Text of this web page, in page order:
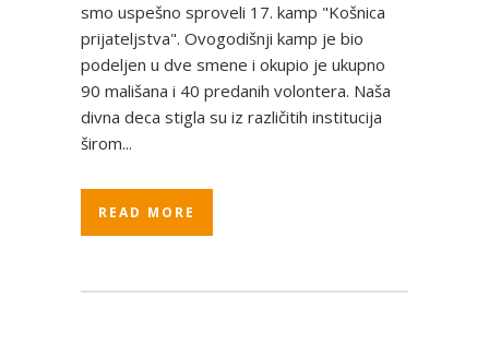
smo uspešno sproveli 17. kamp "Košnica
prijateljstva". Ovogodišnji kamp je bio
podeljen u dve smene i okupio je ukupno
90 mališana i 40 predanih volontera. Naša
divna deca stigla su iz različitih institucija
širom...
READ MORE